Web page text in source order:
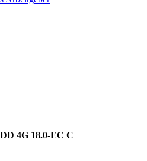
4G 18.0-EC C